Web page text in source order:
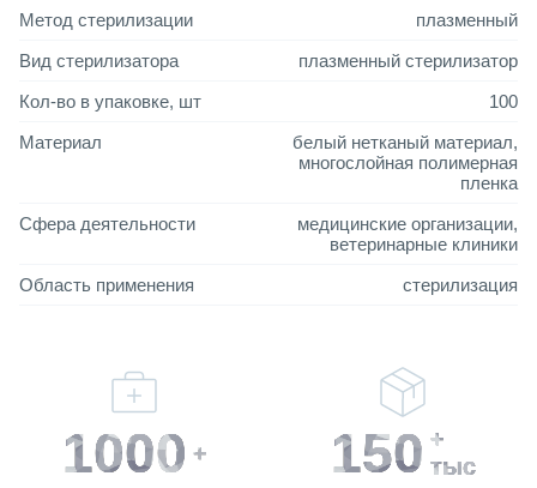
300 по запросу
400 100 по запросу
Метод стерилизации
плазменный
Вид стерилизатора
плазменный стерилизатор
Кол-во в упаковке, шт
100
Материал
белый нетканый материал,
многослойная полимерная
пленка
Сфера деятельности
медицинские организации,
ветеринарные клиники
Область применения
стерилизация
1000 + 150 +
тыс